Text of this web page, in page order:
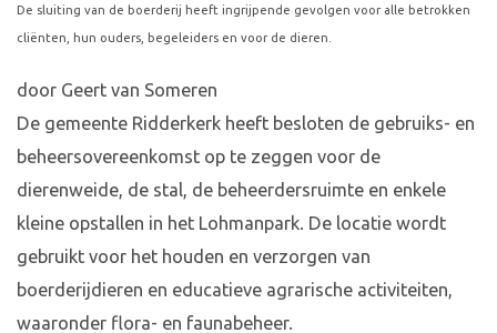
De sluiting van de boerderij heeft ingrijpende gevolgen voor alle betrokken
cliënten, hun ouders, begeleiders en voor de dieren.
door Geert van Someren
De gemeente Ridderkerk heeft besloten de gebruiks- en
beheersovereenkomst op te zeggen voor de
dierenweide, de stal, de beheerdersruimte en enkele
kleine opstallen in het Lohmanpark. De locatie wordt
gebruikt voor het houden en verzorgen van
boerderijdieren en educatieve agrarische activiteiten,
waaronder flora- en faunabeheer.